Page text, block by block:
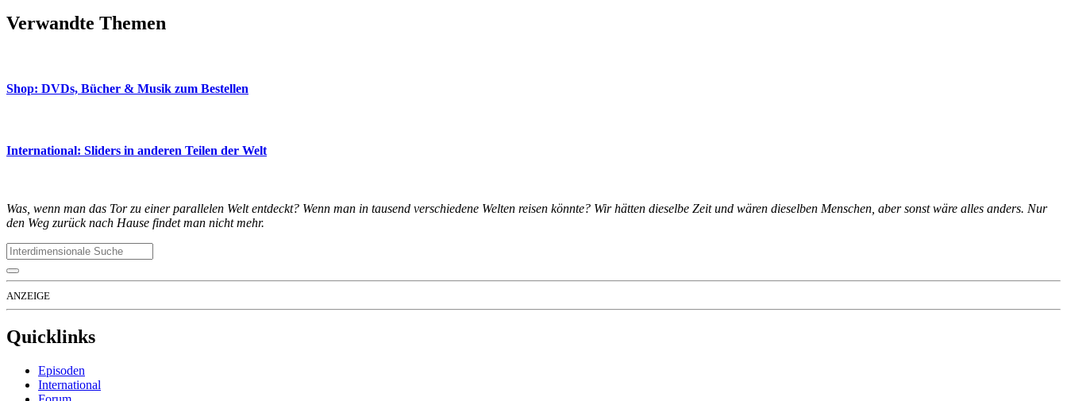
Verwandte Themen
Shop: DVDs, Bücher & Musik zum Bestellen
International: Sliders in anderen Teilen der Welt
Was, wenn man das Tor zu einer parallelen Welt entdeckt? Wenn man in tausend verschiedene Welten reisen könnte? Wir hätten dieselbe Zeit und wären dieselben Menschen, aber sonst wäre alles anders. Nur
den Weg zurück nach Hause findet man nicht mehr.
ANZEIGE
Quicklinks
Episoden
International